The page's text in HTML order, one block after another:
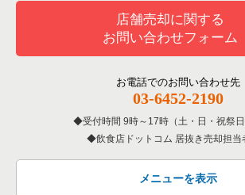
洋食の居抜き売却物件の案件一覧
その他の居抜き売却物件の案件一覧
北区の飲食店の居抜き売却物件の案件一覧
江戸川区の飲食店の居抜き売却物件の案件一覧
墨田区の飲食店の居抜き売却物件の案件一覧
品川区の飲食店の居抜き売却物件の案件一覧
東京23区のバーの居抜き売却物件の案件一覧
東京23区の居酒屋・ダイニングバーの居抜き
東京23区の専門料理の居抜き売却物件の案件一
東京23区の和食の居抜き売却物件の案件一覧
東京23区の洋食の居抜き売却物件の案件一覧
店舗売却に関する
お問い合わせフォーム
お電話でのお問い合わせ先
03-6452-2190
受付時間 9時～17時（土・日・祝祭日
飲食店ドットコム 居抜き売却担当
メニューを表示